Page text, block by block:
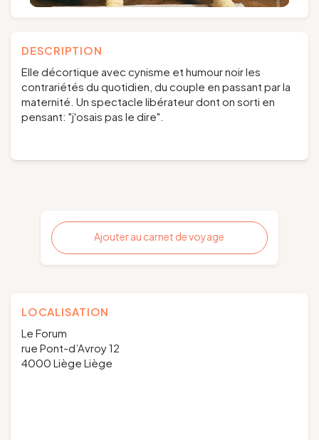
DESCRIPTION
Elle décortique avec cynisme et humour noir les
contrariétés du quotidien, du couple en passant par la
maternité. Un spectacle libérateur dont on sorti en
pensant: "j'osais pas le dire".
Ajouter au carnet de voyage
LOCALISATION
Le Forum
rue Pont-d’Avroy 12
4000 Liège Liège